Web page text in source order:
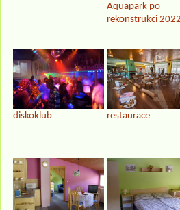
Aquapark po
rekonstrukci 2022
diskoklub restaurace